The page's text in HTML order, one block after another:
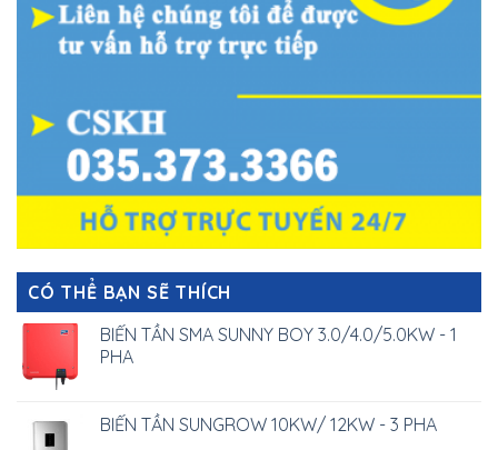
CÓ THỂ BẠN SẼ THÍCH
BIẾN TẦN SMA SUNNY BOY 3.0/4.0/5.0KW - 1
PHA
BIẾN TẦN SUNGROW 10KW/ 12KW - 3 PHA